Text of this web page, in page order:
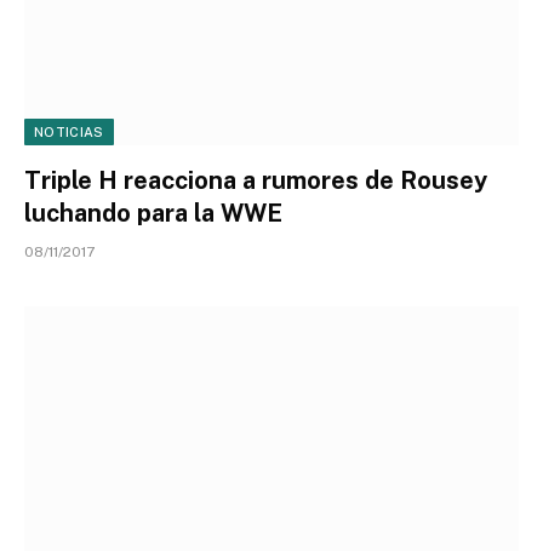
NOTICIAS
Triple H reacciona a rumores de Rousey
luchando para la WWE
08/11/2017